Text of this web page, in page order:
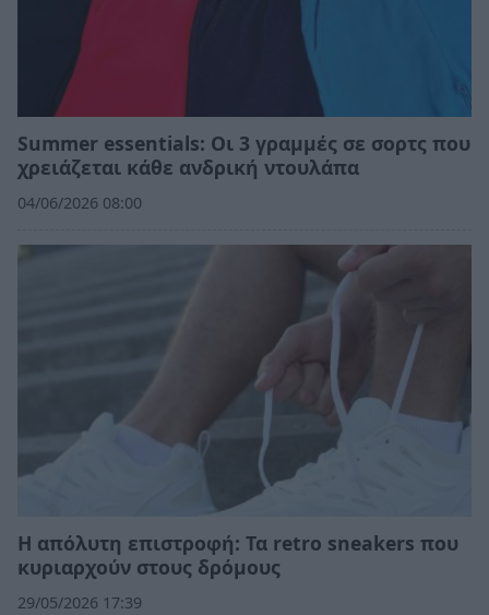
Summer essentials: Οι 3 γραμμές σε σορτς που
χρειάζεται κάθε ανδρική ντουλάπα
04/06/2026 08:00
Η απόλυτη επιστροφή: Τα retro sneakers που
κυριαρχούν στους δρόμους
29/05/2026 17:39